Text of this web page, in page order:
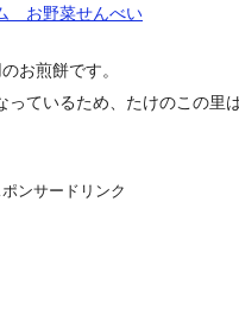
お野菜せんべい
お煎餅です。
ているため、たけのこの里
ポンサードリンク